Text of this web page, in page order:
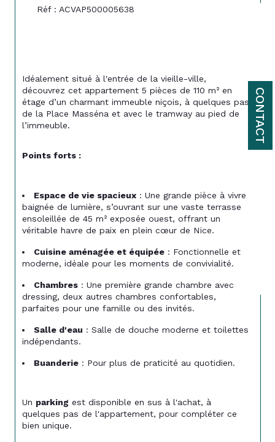
CONTACT
Réf : ACVAP500005638
Idéalement situé à l'entrée de la vieille-ville,
découvrez cet appartement 5 pièces de 110 m² en
étage d’un charmant immeuble niçois, à quelques pas
de la Place Masséna et avec le tramway au pied de
l’immeuble.
Points forts :
Espace de vie spacieux : Une grande pièce à vivre
baignée de lumière, s’ouvrant sur une vaste terrasse
ensoleillée de 45 m² exposée ouest, offrant un
véritable havre de paix en plein cœur de Nice.
Cuisine aménagée et équipée : Fonctionnelle et
moderne, idéale pour les moments de convivialité.
Chambres : Une première grande chambre avec
dressing, deux autres chambres confortables,
parfaites pour une famille ou des invités.
Salle d'eau : Salle de douche moderne et toilettes
indépendants.
Buanderie : Pour plus de praticité au quotidien.
Un parking est disponible en sus à l'achat, à
quelques pas de l'appartement, pour compléter ce
bien unique.